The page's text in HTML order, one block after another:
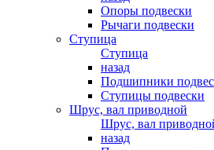
Опоры подвески
Рычаги подвески
Ступица
Ступица
назад
Подшипники
Ступицы подвески
Шрус, вал приводной
Шрус, вал
назад